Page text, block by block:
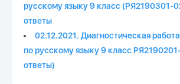
русскому языку 9 класс (РЯ2190301-
ответы
02.12.2021. Диагностическая
по русскому языку 9 класс
ответы)